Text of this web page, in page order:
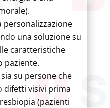
personalizzazione
una soluzione su
caratteristiche
paziente.
su persone che
difetti visivi prima
(pazienti